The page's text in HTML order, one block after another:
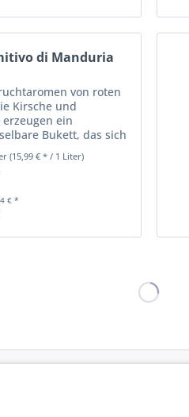
di Manduria
von roten
Kirsche und
ein
Bukett, das sich
fortsetzt. Am
der Primitivo
samtige Textur
(15,99 € * / 1 Liter)
€ *